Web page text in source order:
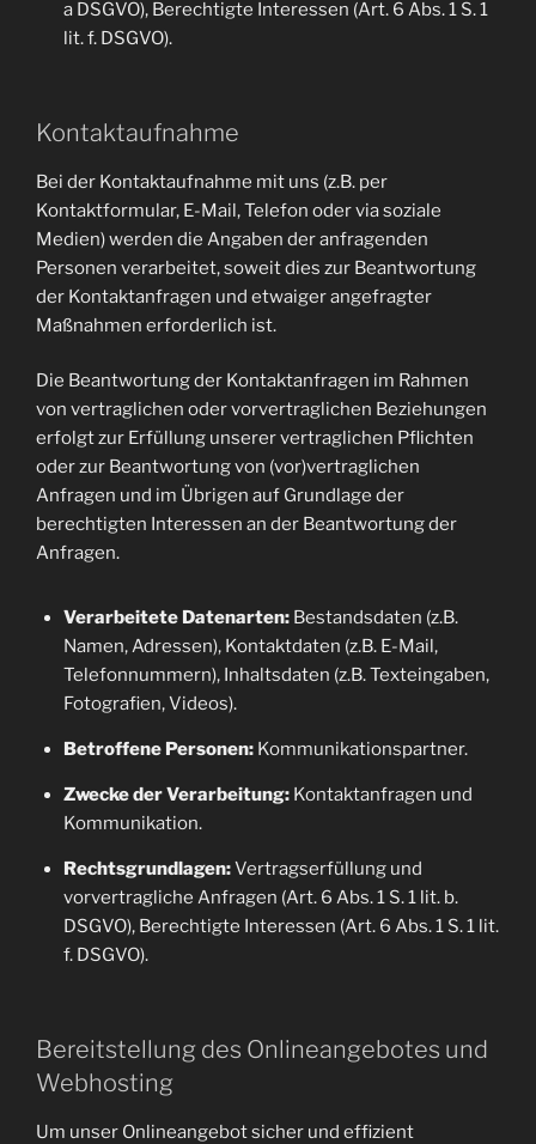
a DSGVO), Berechtigte Interessen (Art. 6 Abs. 1 S. 1
lit. f. DSGVO).
Kontaktaufnahme
Bei der Kontaktaufnahme mit uns (z.B. per
Kontaktformular, E-Mail, Telefon oder via soziale
Medien) werden die Angaben der anfragenden
Personen verarbeitet, soweit dies zur Beantwortung
der Kontaktanfragen und etwaiger angefragter
Maßnahmen erforderlich ist.
Die Beantwortung der Kontaktanfragen im Rahmen
von vertraglichen oder vorvertraglichen Beziehungen
erfolgt zur Erfüllung unserer vertraglichen Pflichten
oder zur Beantwortung von (vor)vertraglichen
Anfragen und im Übrigen auf Grundlage der
berechtigten Interessen an der Beantwortung der
Anfragen.
Verarbeitete Datenarten:Bestandsdaten (z.B.
Namen, Adressen), Kontaktdaten (z.B. E-Mail,
Telefonnummern), Inhaltsdaten (z.B. Texteingaben,
Fotografien, Videos).
Betroffene Personen:Kommunikationspartner.
Zwecke der Verarbeitung:Kontaktanfragen und
Kommunikation.
Rechtsgrundlagen:Vertragserfüllung und
vorvertragliche Anfragen (Art. 6 Abs. 1 S. 1 lit. b.
DSGVO), Berechtigte Interessen (Art. 6 Abs. 1 S. 1 lit.
f. DSGVO).
Bereitstellung des Onlineangebotes und
Webhosting
Um unser Onlineangebot sicher und effizient